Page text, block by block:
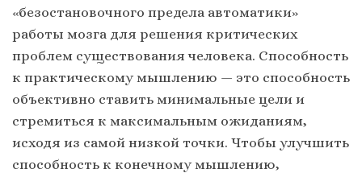
«безостановочного предела автоматики»
работы мозга для решения критических
проблем существования человека. Способность
к практическому мышлению — это способность
объективно ставить минимальные цели и
стремиться к максимальным ожиданиям,
исходя из самой низкой точки. Чтобы улучшить
способность к конечному мышлению,